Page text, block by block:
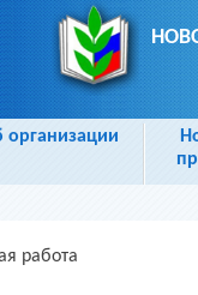
организации
работа